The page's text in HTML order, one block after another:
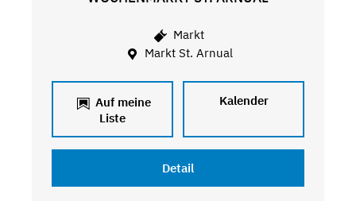
Markt
Markt St. Arnual
Auf meine
Liste
Kalender
Detail